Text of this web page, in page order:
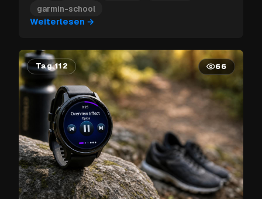
Erholungsverlust mehr kosten als nur den
nächsten Tag.
garmin-school
Weiterlesen →
Tag 112 66